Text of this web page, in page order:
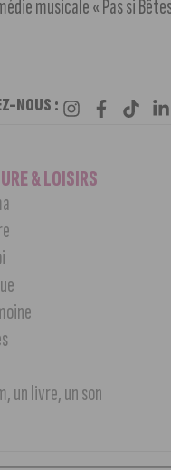
musicale « Pas si
NOUS :
& LOISIRS
un livre, un son